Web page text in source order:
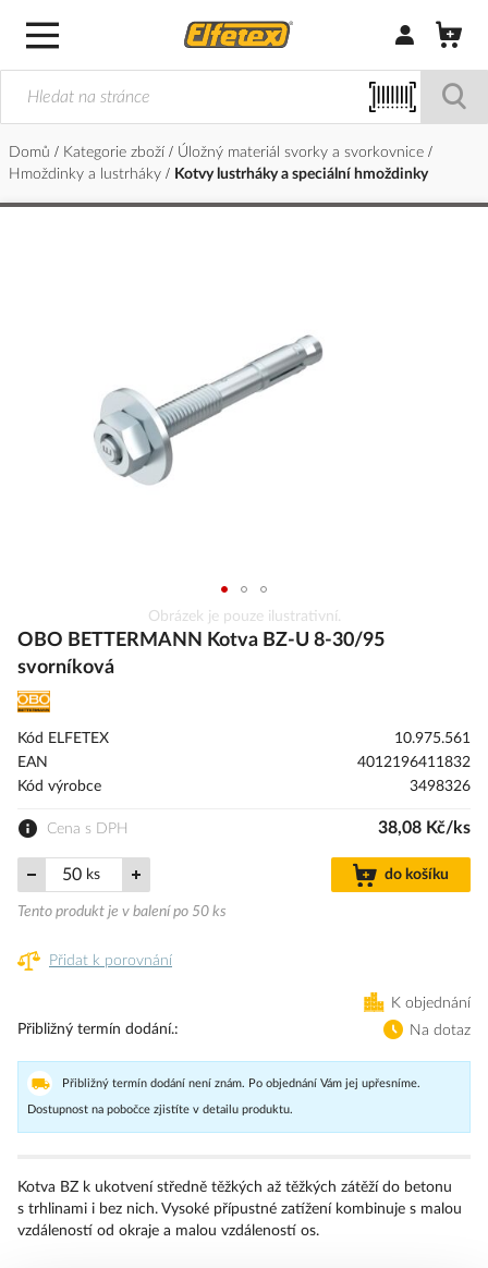
Přihlásit/
Domů Kategorie zboží
Úložný materiál svorky a svorkovnice
Hmoždinky a lustrháky
Kotvy lustrháky a speciální hmoždinky
na
začátek
s
Obrázek je pouze ilustrativní.
OBO BETTERMANN Kotva BZ-U 8-30/95
svorníková
Kód ELFETEX
10.975.561
EAN
4012196411832
Kód výrobce
3498326
Cena s DPH 38,08 Kč/ks
ks do košíku
Tento produkt je v balení po 50 ks
Přidat k porovnání
K objednání
Přibližný termín dodání.
Na dotaz
Přibližný termín dodání není znám. Po objednání Vám jej upřesníme.
Dostupnost na pobočce zjistíte v detailu produktu.
Kotva BZ k ukotvení středně těžkých až těžkých zátěží do betonu
s trhlinami i bez nich. Vysoké přípustné zatížení kombinuje s malou
vzdáleností od okraje a malou vzdáleností os.